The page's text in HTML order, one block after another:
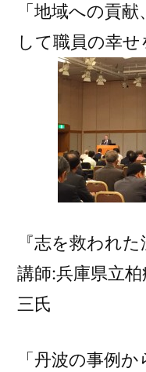
「地域への貢
して職員の幸せ
『志を救われ
講師:兵庫県立
三氏
「丹波の事例